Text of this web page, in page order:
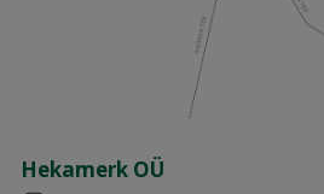
Hekamerk OÜ